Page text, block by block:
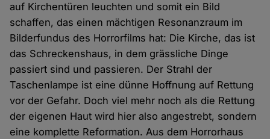
auf Kirchentüren leuchten und somit ein Bild
schaffen, das einen mächtigen Resonanzraum im
Bilderfundus des Horrorfilms hat: Die Kirche, das ist
das Schreckenshaus, in dem grässliche Dinge
passiert sind und passieren. Der Strahl der
Taschenlampe ist eine dünne Hoffnung auf Rettung
vor der Gefahr. Doch viel mehr noch als die Rettung
der eigenen Haut wird hier also angestrebt, sondern
eine komplette Reformation. Aus dem Horrorhaus